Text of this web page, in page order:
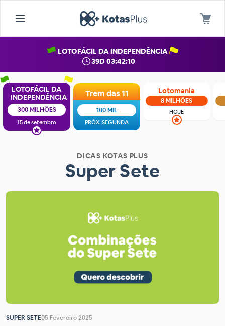
LOTOFÁCIL DA INDEPENDÊNCIA
39D 03:42:09
LOTOFÁCIL DA
INDEPENDÊNCIA
300 MILHÕES
15 de setembro
Trem das 11
100 MIL
PRÓX. SEGUNDA
Lotomania
8 MILHÕES
HOJE
DICAS KOTAS PLUS
Super Sete
SUPER SETE05 Fevereiro 2025